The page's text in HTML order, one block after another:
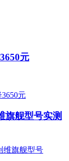
元
旗舰型号实测